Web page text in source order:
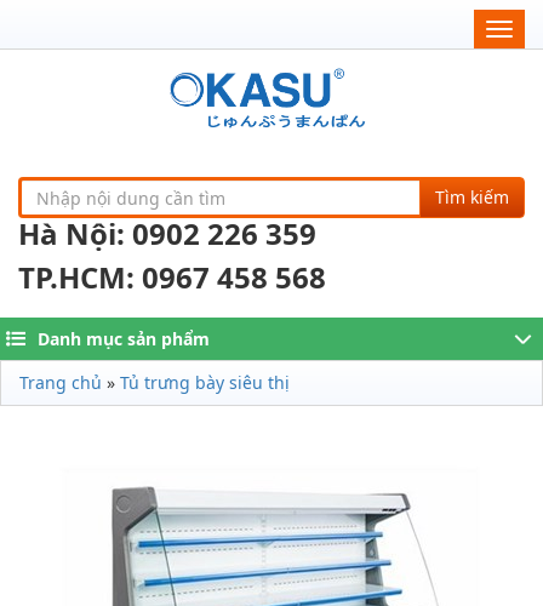
Tìm kiếm
Hà Nội: 0902 226 359
TP.HCM: 0967 458 568
Danh mục sản phẩm
Trang chủ » Tủ trưng bày siêu thị